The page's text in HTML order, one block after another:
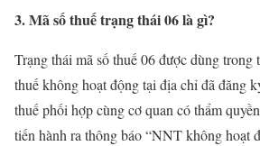
3. Mã số thuế trạng thái 06 là gì?
Trạng thái mã số thuế 06 được dùng
thuế không hoạt động tại địa chỉ đã đăng
thuế phối hợp cùng cơ quan có thẩm
tiến hành ra thông báo “NNT không hoạt